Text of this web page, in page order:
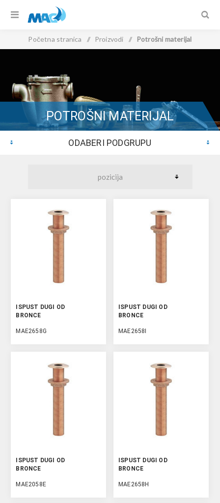
Početna stranica / Proizvodi / Potrošni materijal
POTROŠNI MATERIJAL
ODABERI PODGRUPU
ISPUST DUGI OD
BRONCE
MAE2658G
ISPUST DUGI OD
BRONCE
MAE2658I
ISPUST DUGI OD
BRONCE
MAE2058E
ISPUST DUGI OD
BRONCE
MAE2658H